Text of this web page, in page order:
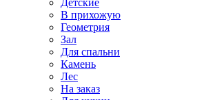
Детские
В прихожую
Геометрия
Зал
Для спальни
Камень
Лес
На заказ